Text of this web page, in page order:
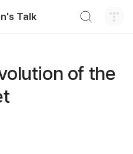
Talk
of the